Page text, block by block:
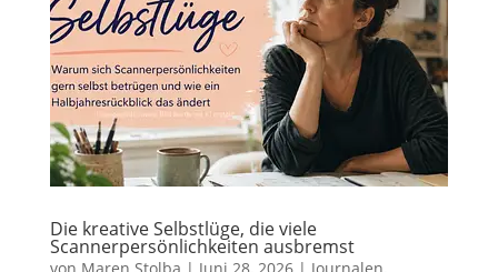
Die kreative Selbstlüge, die viele
Scannerpersönlichkeiten ausbremst